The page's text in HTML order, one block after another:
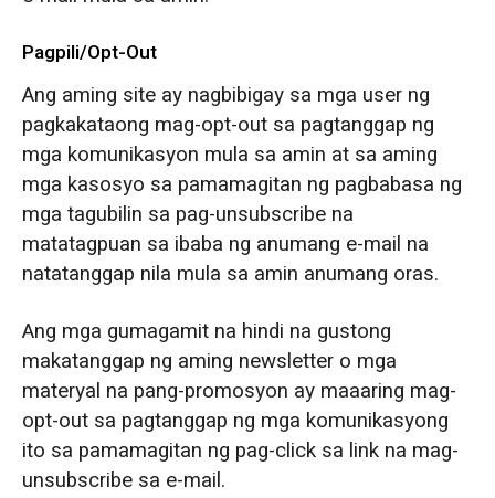
Pagpili/Opt-Out
Ang aming site ay nagbibigay sa mga user ng
pagkakataong mag-opt-out sa pagtanggap ng
mga komunikasyon mula sa amin at sa aming
mga kasosyo sa pamamagitan ng pagbabasa ng
mga tagubilin sa pag-unsubscribe na
matatagpuan sa ibaba ng anumang e-mail na
natatanggap nila mula sa amin anumang oras.
Ang mga gumagamit na hindi na gustong
makatanggap ng aming newsletter o mga
materyal na pang-promosyon ay maaaring mag-
opt-out sa pagtanggap ng mga komunikasyong
ito sa pamamagitan ng pag-click sa link na mag-
unsubscribe sa e-mail.